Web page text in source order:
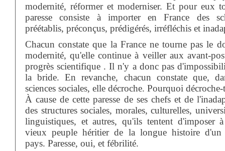
modernité, réformer et moderniser. Et pour eux
paresse consiste à importer en France des
préétablis, préconçus, prédigérés, irréfléchis et
Chacun constate que la France ne tourne pas le
modernité, qu'elle continue à veiller aux avant-
progrès scientifique . Il n'y a donc pas
la bride. En revanche, chacun constate que,
sciences sociales, elle décroche. Pourquoi
À cause de cette paresse de ses chefs et de
des structures sociales, morales, culturelles,
linguistiques, et autres, qu'ils tentent d'imposer
vieux peuple héritier de la longue histoire d'un
pays. Paresse, oui, et fébrilité.